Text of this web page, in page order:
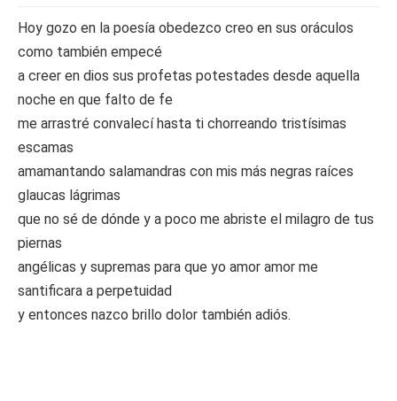
Hoy gozo en la poesía obedezco creo en sus oráculos
como también empecé
a creer en dios sus profetas potestades desde aquella
noche en que falto de fe
me arrastré convalecí hasta ti chorreando tristísimas
escamas
amamantando salamandras con mis más negras raíces
glaucas lágrimas
que no sé de dónde y a poco me abriste el milagro de tus
piernas
angélicas y supremas para que yo amor amor me
santificara a perpetuidad
y entonces nazco brillo dolor también adiós.